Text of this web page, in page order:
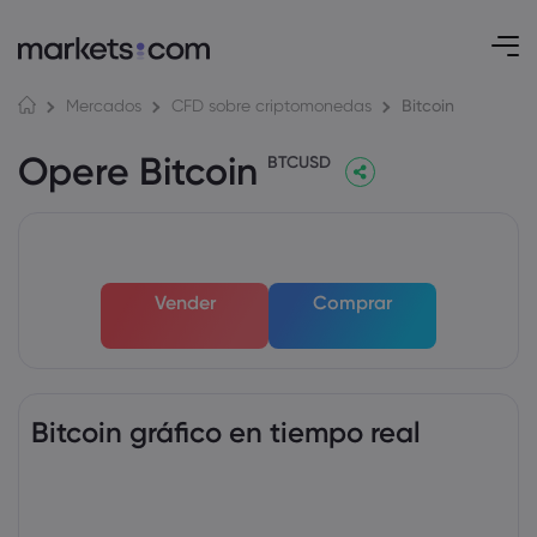
Mercados CFD sobre criptomonedas Bitcoin
Opere Bitcoin BTCUSD
Vender Comprar
Bitcoin gráfico en tiempo real